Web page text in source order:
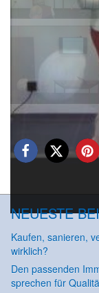
NEUESTE
Kaufen, sanieren,
wirklich?
Den passenden
sprechen für